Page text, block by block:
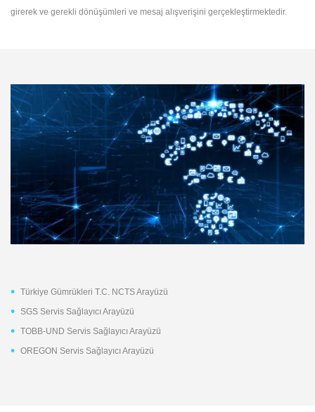
girerek ve gerekli dönüşümleri ve mesaj alışverişini gerçekleştirmektedir.
Türkiye Gümrükleri T.C. NCTS Arayüzü
SGS Servis Sağlayıcı Arayüzü
TOBB-UND Servis Sağlayıcı Arayüzü
OREGON Servis Sağlayıcı Arayüzü